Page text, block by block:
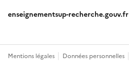
enseignementsup-recherche.gouv.fr
Mentions légales Données personnelles